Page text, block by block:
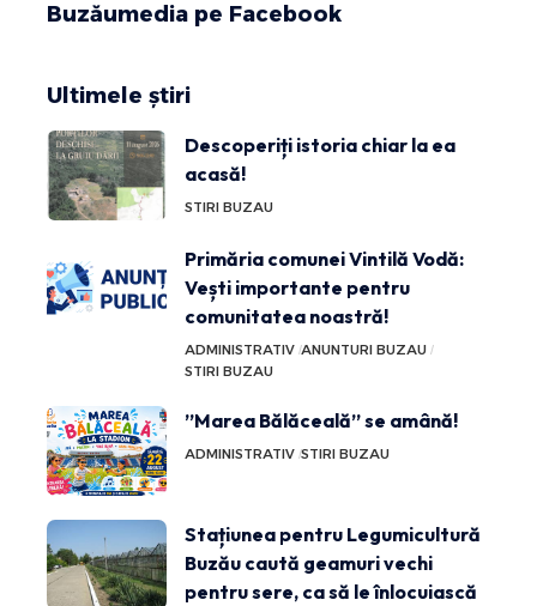
Buzăumedia pe Facebook
Ultimele știri
Descoperiți istoria chiar la ea
acasă!
STIRI BUZAU
Primăria comunei Vintilă Vodă:
Vești importante pentru
comunitatea noastră!
ADMINISTRATIV ANUNTURI BUZAU
STIRI BUZAU
”Marea Bălăceală” se amână!
ADMINISTRATIV STIRI BUZAU
Stațiunea pentru Legumicultură
Buzău caută geamuri vechi
pentru sere, ca să le înlocuiască